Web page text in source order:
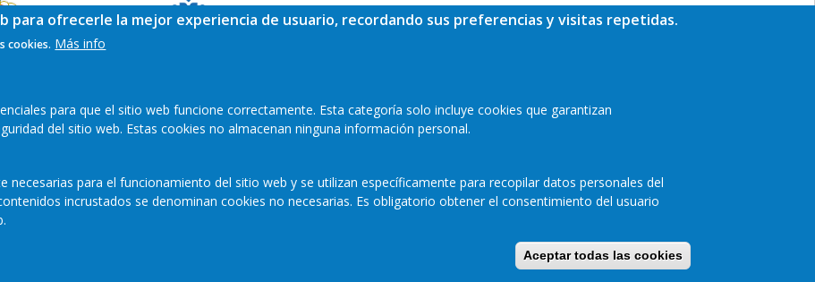
Cookies Accesibilidad
para ofrecerle la mejor experiencia de usuario, recordando sus preferencias y visitas repetidas.
cookies. Más info
para que el sitio web funcione correctamente. Esta categoría solo incluye cookies que garantizan
del sitio web. Estas cookies no almacenan ninguna información personal.
necesarias para el funcionamiento del sitio web y se utilizan específicamente para recopilar datos personales del
incrustados se denominan cookies no necesarias. Es obligatorio obtener el consentimiento del usuario
Aceptar todas las cookies